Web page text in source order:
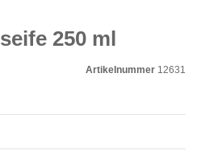
250 ml
Artikelnummer 12631